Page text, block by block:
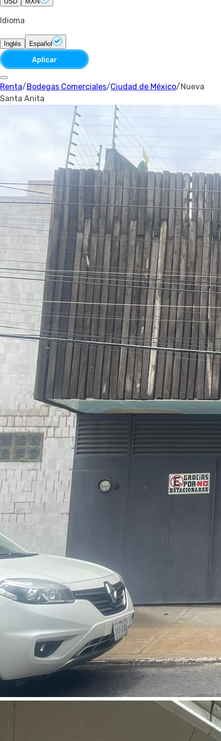
Idioma
Inglés Español
Aplicar
Renta/ Bodegas Comerciales/Ciudad de México/ Nueva
Santa Anita